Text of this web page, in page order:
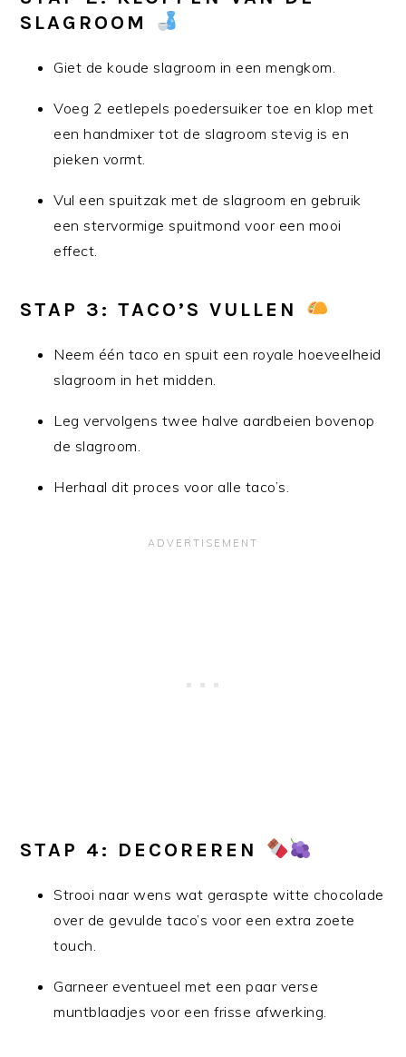
SLAGROOM
Giet de koude slagroom in een mengkom.
Voeg 2 eetlepels poedersuiker toe en klop met
een handmixer tot de slagroom stevig is en
pieken vormt.
Vul een spuitzak met de slagroom en gebruik
een stervormige spuitmond voor een mooi
effect.
STAP 3: TACO’S VULLEN
Neem één taco en spuit een royale hoeveelheid
slagroom in het midden.
Leg vervolgens twee halve aardbeien bovenop
de slagroom.
Herhaal dit proces voor alle taco’s.
STAP 4: DECOREREN
Strooi naar wens wat geraspte witte chocolade
over de gevulde taco’s voor een extra zoete
touch.
Garneer eventueel met een paar verse
muntblaadjes voor een frisse afwerking.